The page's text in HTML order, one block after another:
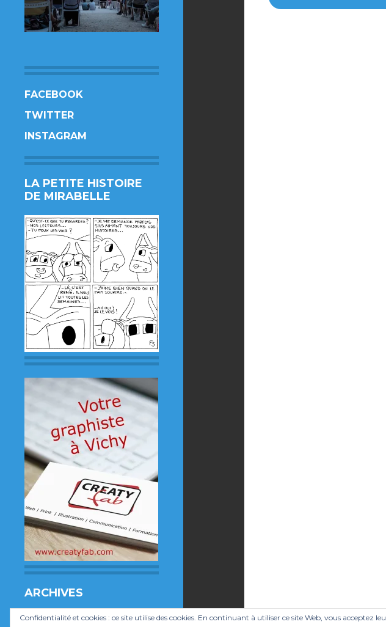
FACEBOOK
TWITTER
INSTAGRAM
LA PETITE HISTOIRE
DE MIRABELLE
ARCHIVES
Archives
Confidentialité et cookies : ce site utilise des cookies. En continuant à utiliser ce site Web, vous acceptez